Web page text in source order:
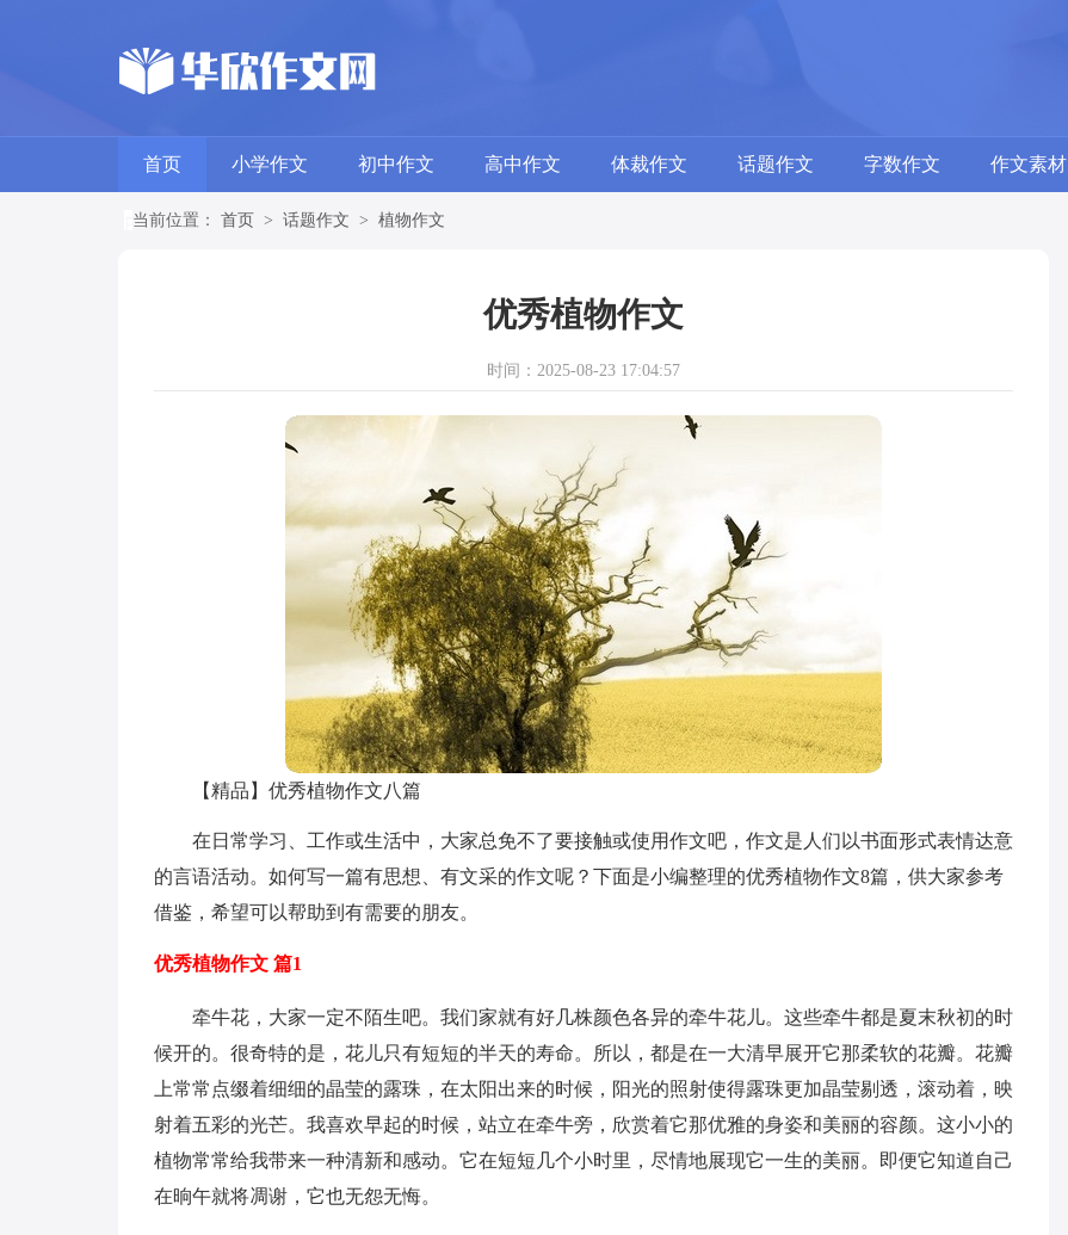
首页 小学作文 初中作文 高中作文 体裁作文 话题作文 字数作文 作文素材
当前位置： 首页 > 话题作文 > 植物作文
优秀植物作文
时间：2025-08-23 17:04:57
【精品】优秀植物作文八篇
在日常学习、工作或生活中，大家总免不了要接触或使用作文吧，作文是人们以书面形式表情达意
的言语活动。如何写一篇有思想、有文采的作文呢？下面是小编整理的优秀植物作文8篇，供大家参考
借鉴，希望可以帮助到有需要的朋友。
优秀植物作文 篇1
牵牛花，大家一定不陌生吧。我们家就有好几株颜色各异的牵牛花儿。这些牵牛都是夏末秋初的时
候开的。很奇特的是，花儿只有短短的半天的寿命。所以，都是在一大清早展开它那柔软的花瓣。花瓣
上常常点缀着细细的晶莹的露珠，在太阳出来的时候，阳光的照射使得露珠更加晶莹剔透，滚动着，映
射着五彩的光芒。我喜欢早起的时候，站立在牵牛旁，欣赏着它那优雅的身姿和美丽的容颜。这小小的
植物常常给我带来一种清新和感动。它在短短几个小时里，尽情地展现它一生的美丽。即便它知道自己
在晌午就将凋谢，它也无怨无悔。